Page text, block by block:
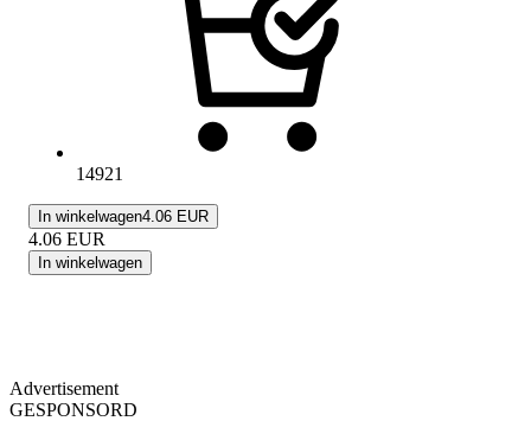
14921
In winkelwagen4.06 EUR
4.06 EUR
In winkelwagen
Advertisement
GESPONSORD